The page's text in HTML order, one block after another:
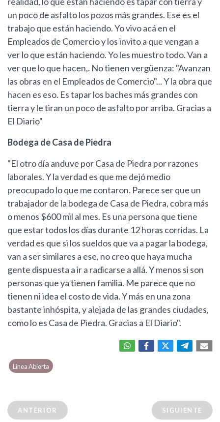
un poco de asfalto los pozos más grandes. Ese es el
trabajo que están haciendo. Yo vivo acá en el
Empleados de Comercio y los invito a que vengan a
ver lo que están haciendo. Yo les muestro todo. Van a
ver que lo que hacen,. No tienen vergüenza: "Avanzan
las obras en el Empleados de Comercio"... Y la obra que
hacen es eso. Es tapar los baches más grandes con
tierra y le tiran un poco de asfalto por arriba. Gracias a
El Diario"
Bodega de Casa de Piedra
"El otro día anduve por Casa de Piedra por razones
laborales. Y la verdad es que me dejó medio
preocupado lo que me contaron. Parece ser que un
trabajador de la bodega de Casa de Piedra, cobra más
o menos $600 mil al mes. Es una persona que tiene
que estar todos los días durante 12 horas corridas. La
verdad es que si los sueldos que va a pagar la bodega,
van a ser similares a ese, no creo que haya mucha
gente dispuesta a ir a radicarse a allá. Y menos si son
personas que ya tienen familia. Me parece que no
tienen ni idea el costo de vida. Y más en una zona
bastante inhóspita, y alejada de las grandes ciudades,
como lo es Casa de Piedra. Gracias a El Diario".
Linea Abierta
ANTERIOR SIGUIENTE